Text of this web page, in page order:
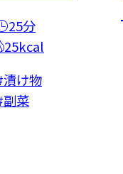
25分
25kcal
漬け物
副菜